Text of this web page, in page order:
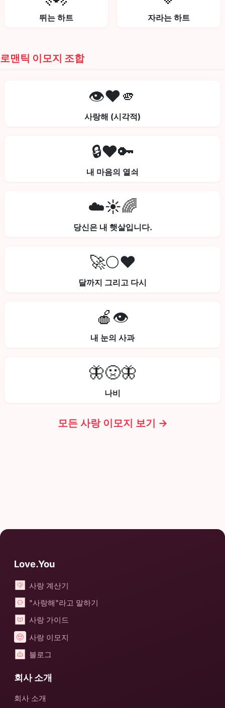
뛰는 하트 자라는 하트
로맨틱 이모지 조합
👁️❤️🫵
사랑해 (시각적)
🔒❤️🔑
내 마음의 열쇠
☁️☀️🌈
당신은 내 햇살입니다.
🚀🌕❤️
달까지 그리고 다시
🍎👁️
내 눈의 사과
🦋🤢🦋
나비
모든 사랑 이모지 보기 →
Love.You
사랑 계산기
"사랑해"라고 말하기
사랑 가이드
사랑 이모지
블로그
회사 소개
회사 소개